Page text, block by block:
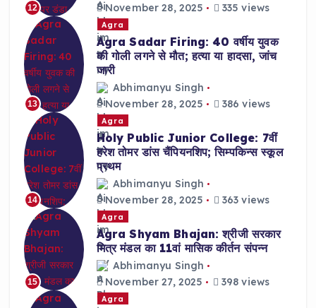
12
November 28, 2025
335 views
13
Agra
Agra Sadar Firing: 40 वर्षीय युवक
की गोली लगने से मौत; हत्या या हादसा, जांच
जारी
Abhimanyu Singh
November 28, 2025
386 views
14
Agra
Holy Public Junior College: 7वीं
हरेश तोमर डांस चैंपियनशिप; सिम्पकिन्स स्कूल
प्रथम
Abhimanyu Singh
November 28, 2025
363 views
15
Agra
Agra Shyam Bhajan: श्रीजी सरकार
मित्र मंडल का 11वां मासिक कीर्तन संपन्न
Abhimanyu Singh
November 27, 2025
398 views
Agra